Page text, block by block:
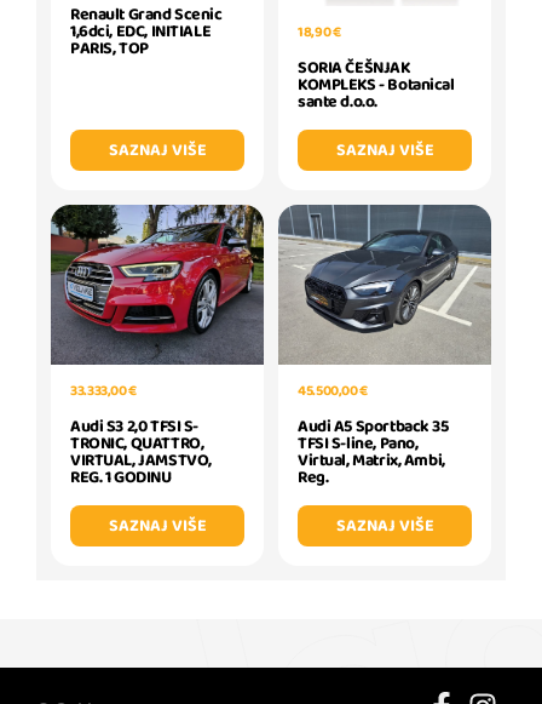
Renault Grand Scenic
1,6dci, EDC, INITIALE
PARIS, TOP
SAZNAJ VIŠE
18,90 €
SORIA ČEŠNJAK
KOMPLEKS - Botanical
sante d.o.o.
SAZNAJ VIŠE
33.333,00 €
Audi S3 2,0 TFSI S-
TRONIC, QUATTRO,
VIRTUAL, JAMSTVO,
REG. 1 GODINU
SAZNAJ VIŠE
45.500,00 €
Audi A5 Sportback 35
TFSI S-line, Pano,
Virtual, Matrix, Ambi,
Reg.
SAZNAJ VIŠE